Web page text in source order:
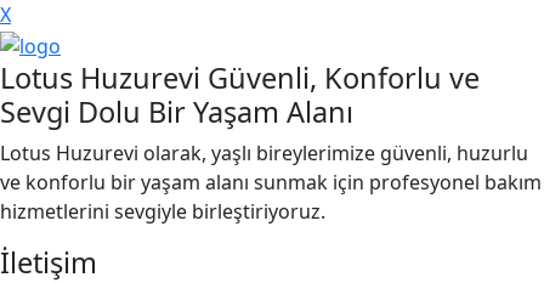
X
Lotus Huzurevi Güvenli, Konforlu ve
Sevgi Dolu Bir Yaşam Alanı
Lotus Huzurevi olarak, yaşlı bireylerimize güvenli, huzurlu
ve konforlu bir yaşam alanı sunmak için profesyonel bakım
hizmetlerini sevgiyle birleştiriyoruz.
İletişim